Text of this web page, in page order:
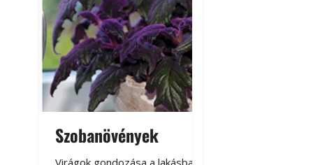
Szobanövények